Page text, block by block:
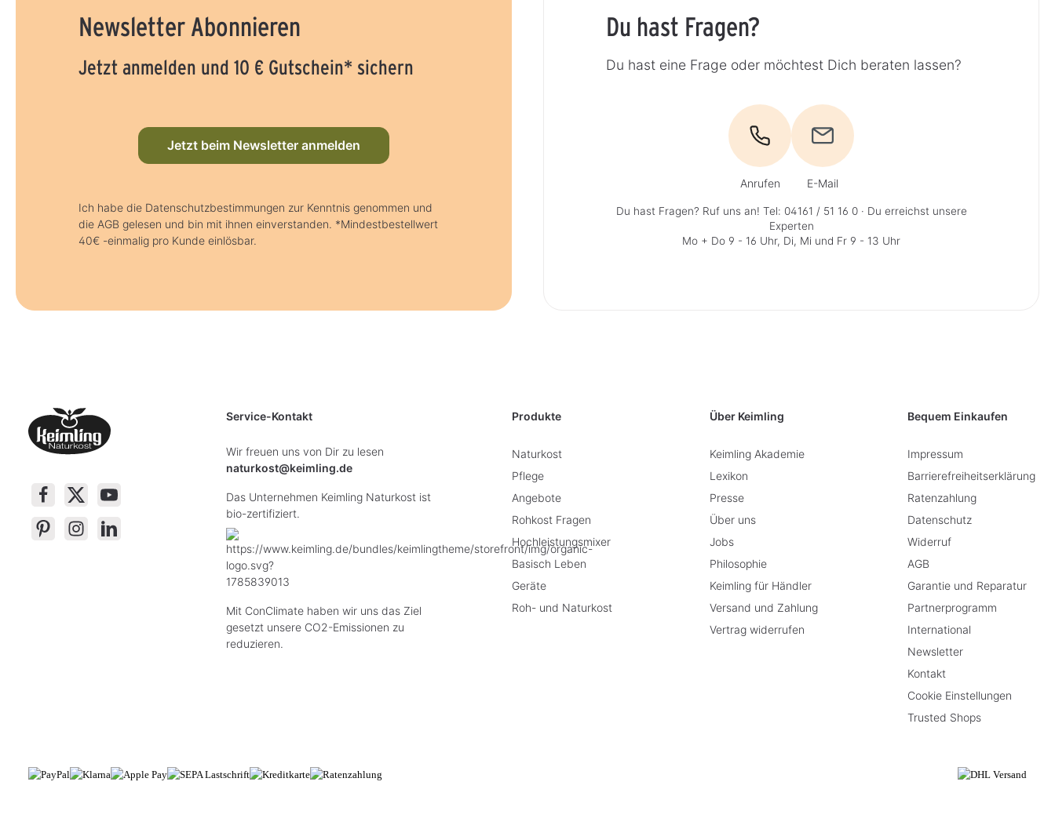
Newsletter Abonnieren
Jetzt anmelden und 10 € Gutschein* sichern
Jetzt beim Newsletter anmelden
Ich habe die Datenschutzbestimmungen zur Kenntnis genommen und
die AGB gelesen und bin mit ihnen einverstanden. *Mindestbestellwert
40€ -einmalig pro Kunde einlösbar.
Du hast Fragen?
Du hast eine Frage oder möchtest Dich beraten lassen?
Anrufen E-Mail
Du hast Fragen? Ruf uns an! Tel: 04161 / 51 16 0· Du erreichst unsere
Experten
Mo + Do 9 - 16 Uhr, Di, Mi und Fr 9 - 13 Uhr
Service-Kontakt
Wir freuen uns von Dir zu lesen
naturkost@keimling.de
Das Unternehmen Keimling Naturkost ist
bio-zertifiziert.
Mit ConClimate haben wir uns das Ziel
gesetzt unsere CO2-Emissionen zu
reduzieren.
Produkte
Naturkost
Pflege
Angebote
Rohkost Fragen
Hochleistungsmixer
Basisch Leben
Geräte
Roh- und Naturkost
Über Keimling
Keimling Akademie
Lexikon
Presse
Über uns
Jobs
Philosophie
Keimling für Händler
Versand und Zahlung
Vertrag widerrufen
Bequem Einkaufen
Impressum
Barrierefreiheitserklärung
Ratenzahlung
Datenschutz
Widerruf
AGB
Garantie und Reparatur
Partnerprogramm
International
Newsletter
Kontakt
Cookie Einstellungen
Trusted Shops